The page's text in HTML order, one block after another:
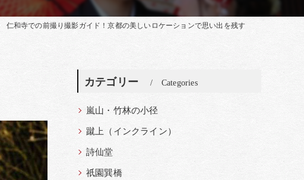
仁和寺での前撮り撮影ガイド！京都の美しいロケーションで思い出を残す
カテゴリー Categories
嵐山・竹林の小径
蹴上（インクライン）
詩仙堂
祇園巽橋